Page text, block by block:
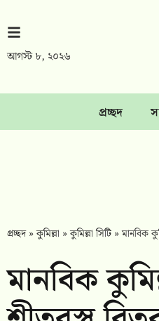
আগস্ট ৮, ২০২৬
প্রচ্ছদ
প্রচ্ছদ»কুমিল্লা »কুমিল্লা সিটি »মানবিক
মানবিক